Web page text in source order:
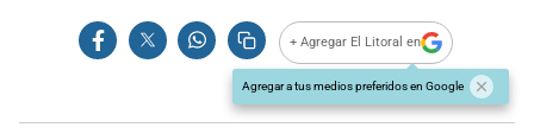
+ Agregar El Litoral en
Agregar a tus medios preferidos en Google